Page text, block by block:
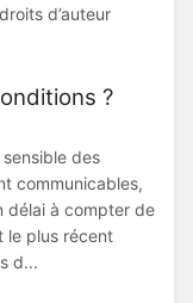
d’auteur
?
des
communicables,
délai à compter de
le plus récent
d...